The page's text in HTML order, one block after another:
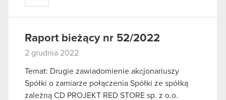
Raport bieżący nr 52/2022
2 grudnia 2022
Temat: Drugie zawiadomienie akcjonariuszy
Spółki o zamiarze połączenia Spółki ze spółką
zależną CD PROJEKT RED STORE sp. z o.o.